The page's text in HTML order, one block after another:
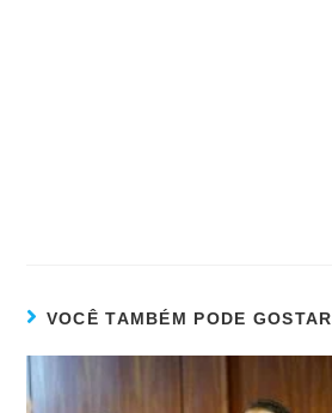
VOCÊ TAMBÉM PODE GOSTAR